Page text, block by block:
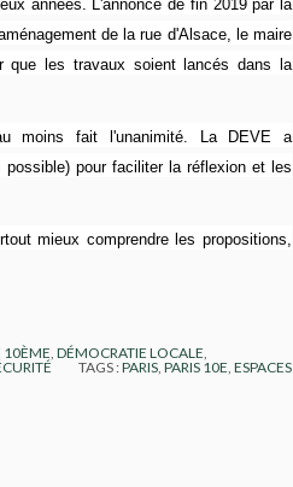
années. L'annonce de fin 2019 par la
de la rue d'Alsace, le maire
que les travaux soient lancés dans la
moins fait l'unanimité. La DEVE a
possible) pour faciliter la réflexion et les
mieux comprendre les propositions,
10ÈME ,DÉMOCRATIE LOCALE
TAGS :PARIS PARIS 10E ESPACES